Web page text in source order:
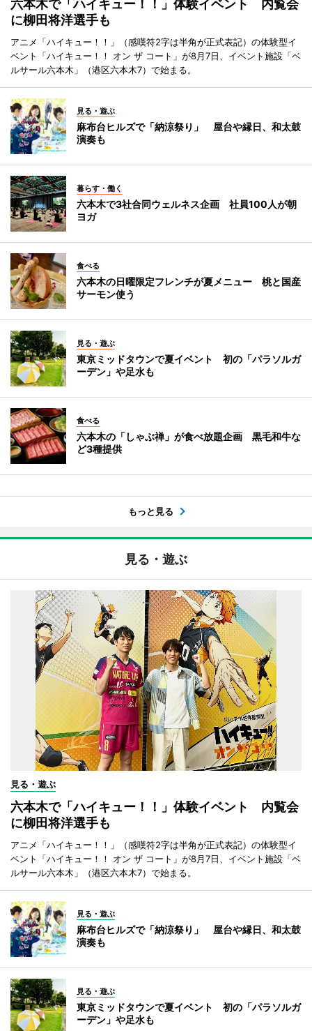
六本木で「ハイキュー！！」体験イベント 内覧会
に柳田将洋選手も
アニメ「ハイキュー！！」（感嘆符2字は半角が正式表記）の体験型イ
ベント「ハイキュー！！ オン ザ コート」が8月7日、イベント施設「ベ
ルサール六本木」（港区六本木7）で始まる。
見る・遊ぶ
麻布台ヒルズで「納涼祭り」 屋台や縁日、和太鼓
演奏も
暮らす・働く
六本木で3社合同ウェルネス企画 社員100人が朝
ヨガ
食べる
六本木の日曜限定フレンチが夏メニュー 桃と国産
サーモン使う
見る・遊ぶ
東京ミッドタウンで夏イベント 初の「パラソルガ
ーデン」や足水も
食べる
六本木の「しゃぶ禅」が食べ放題企画 黒毛和牛な
ど3種提供
もっと見る
見る・遊ぶ
見る・遊ぶ
六本木で「ハイキュー！！」体験イベント 内覧会
に柳田将洋選手も
アニメ「ハイキュー！！」（感嘆符2字は半角が正式表記）の体験型イ
ベント「ハイキュー！！ オン ザ コート」が8月7日、イベント施設「ベ
ルサール六本木」（港区六本木7）で始まる。
見る・遊ぶ
麻布台ヒルズで「納涼祭り」 屋台や縁日、和太鼓
演奏も
見る・遊ぶ
東京ミッドタウンで夏イベント 初の「パラソルガ
ーデン」や足水も